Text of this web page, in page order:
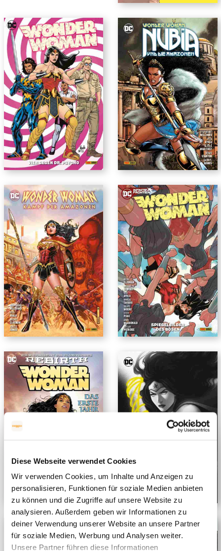
Diese Webseite verwendet Cookies
Wir verwenden Cookies, um Inhalte und Anzeigen zu
personalisieren, Funktionen für soziale Medien anbieten
zu können und die Zugriffe auf unsere Website zu
analysieren. Außerdem geben wir Informationen zu
deiner Verwendung unserer Website an unsere Partner
für soziale Medien, Werbung und Analysen weiter.
Unsere Partner führen diese Informationen